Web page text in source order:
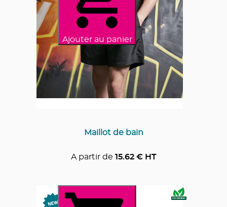
Ajouter au panier
Maillot de bain
A partir de 15.62€ HT